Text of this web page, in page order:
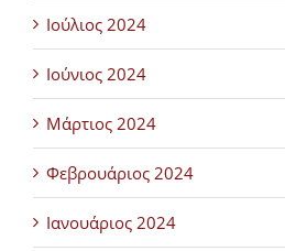
Ιούλιος 2024
Ιούνιος 2024
Μάρτιος 2024
Φεβρουάριος 2024
Ιανουάριος 2024